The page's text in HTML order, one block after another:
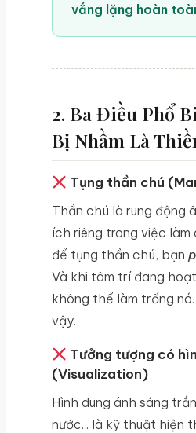
vắng lặng hoàn
2. Ba Điều Phổ
Bị Nhầm Là
Tụng thần chú
Thần chú là rung động
ích riêng trong việc làm
để tụng thần chú, bạn
Và khi tâm trí đang
không thể làm trống
vậy.
Tưởng tượng có
(Visualization)
Hình dung ánh sáng
nước... là kỹ thuật hiện